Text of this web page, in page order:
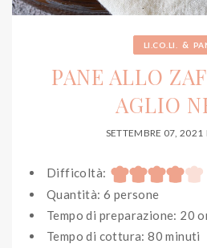
LI.CO.LI. &
PANE ALLO
AGLIO
SETTEMBRE 07, 2021
Difficoltà:
Quantità: 6 persone
Tempo di preparazione: 20
Tempo di cottura: 80 minuti